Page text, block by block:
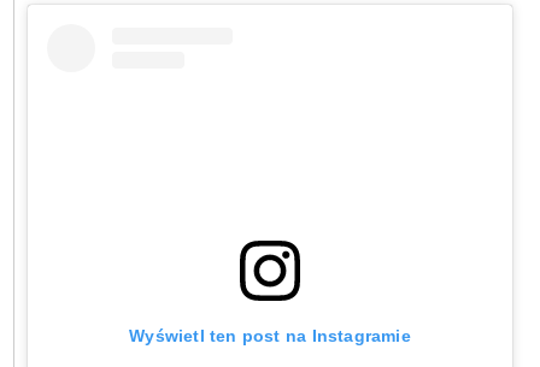
Wyświetl ten post na Instagramie